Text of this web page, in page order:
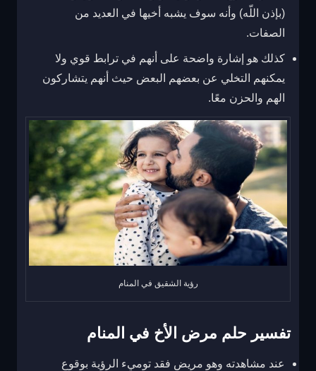
(بإذن اللّه) وأنه سوف يشبه أخيها في العديد من
الصفات.
كذلك هو إشارة واضحة على أنهم في ترابط قوي ولا
يمكنهم التخلي عن بعضهم البعض حيث أنهم يتشاركون
الهم والحزن معًا.
رؤية الشقيق في المنام
تفسير حلم مرض الأخ في المنام
عند مشاهدته وهو مريض فقد توميء الرؤية بوقوع